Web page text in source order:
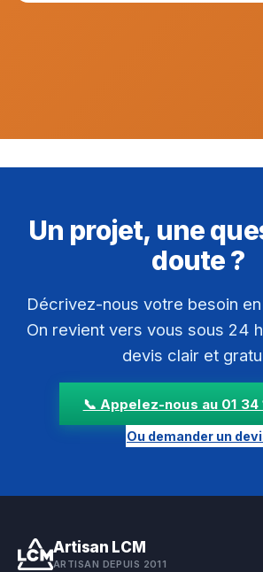
Un projet, une
doute ?
Décrivez-nous votre besoin
On revient vers vous sous 24
devis clair et
📞 Appelez-nous au 01 34
Ou demander un
Artisan LCM
ARTISAN DEPUIS 2011